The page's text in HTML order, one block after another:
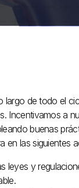
largo de todo el
Incentivamos a
buenas
en las siguientes
leyes y